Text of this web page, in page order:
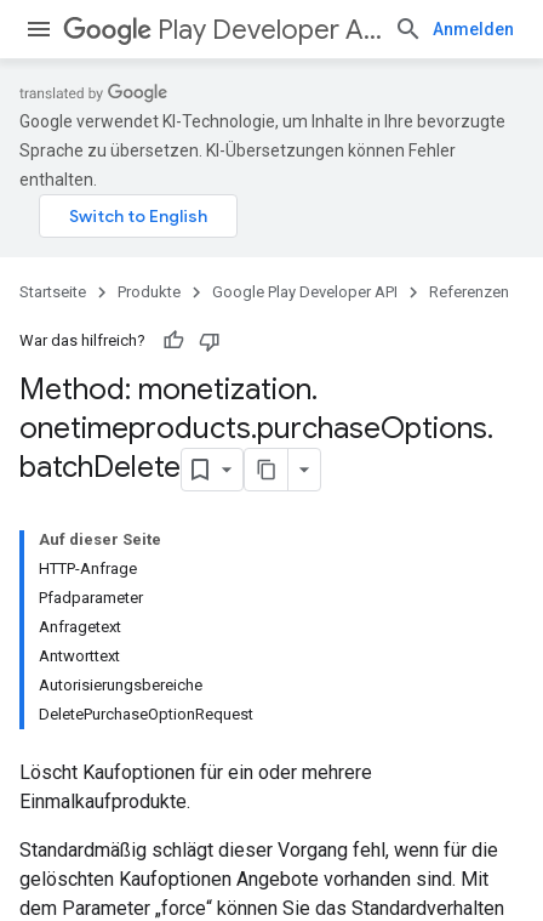
Play Developer API Anmelden
Google verwendet KI-Technologie, um Inhalte in Ihre bevorzugte
Sprache zu übersetzen. KI-Übersetzungen können Fehler
enthalten.
Startseite Produkte Google Play Developer API Referenzen
War das hilfreich?
Method: monetization.
onetimeproducts.purchaseOptions.
batchDelete
Auf dieser Seite
HTTP-Anfrage
Pfadparameter
Anfragetext
Antworttext
Autorisierungsbereiche
DeletePurchaseOptionRequest
Löscht Kaufoptionen für ein oder mehrere
Einmalkaufprodukte.
Standardmäßig schlägt dieser Vorgang fehl, wenn für die
gelöschten Kaufoptionen Angebote vorhanden sind. Mit
dem Parameter „force“ können Sie das Standardverhalten